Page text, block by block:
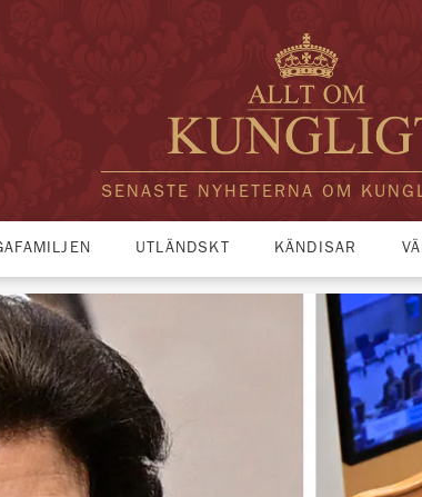
SENASTE NYHETERNA OM
UTLÄNDSKT KÄNDISAR